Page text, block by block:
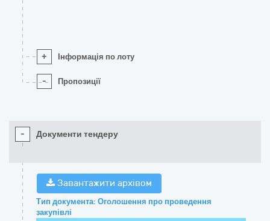
+ Інформація по лоту
- Пропозиції
- Документи тендеру
Завантажити архівом
Тип документа: Оголошення про проведення
закупівлі